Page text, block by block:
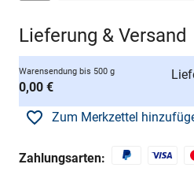
Lieferung & Versand
Warensendung bis 500 g
0,00 €
Zum Merkzettel
Zahlungsarten: